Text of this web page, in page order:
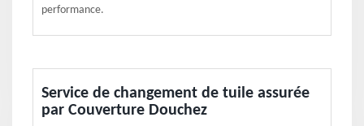
performance.
Service de changement de tuile assurée
par Couverture Douchez